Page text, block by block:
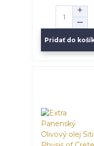
Pridať do